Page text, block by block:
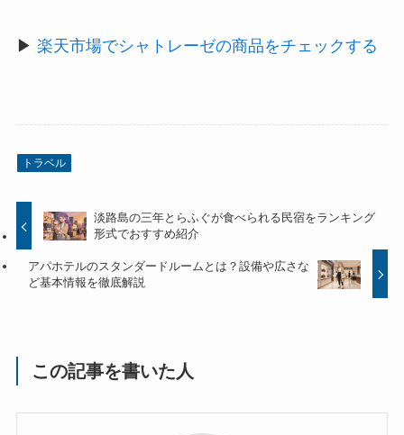
▶ 楽天市場でシャトレーゼの商品をチェックする
トラベル
淡路島の三年とらふぐが食べられる民宿をランキング
形式でおすすめ紹介
アパホテルのスタンダードルームとは？設備や広さな
ど基本情報を徹底解説
この記事を書いた人